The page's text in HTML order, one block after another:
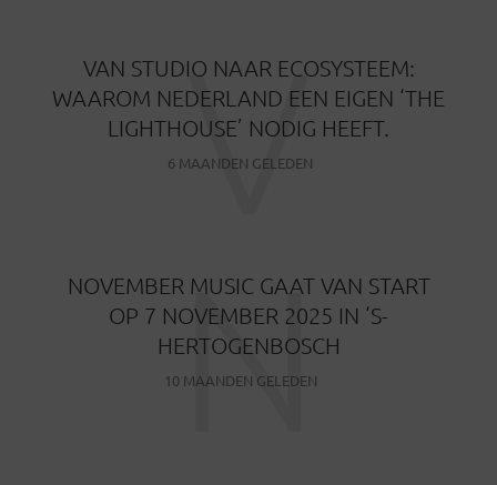
VAN STUDIO NAAR ECOSYSTEEM:
WAAROM NEDERLAND EEN EIGEN ‘THE
LIGHTHOUSE’ NODIG HEEFT.
6 MAANDEN GELEDEN
V
NOVEMBER MUSIC GAAT VAN START
OP 7 NOVEMBER 2025 IN ‘S-
HERTOGENBOSCH
10 MAANDEN GELEDEN
N